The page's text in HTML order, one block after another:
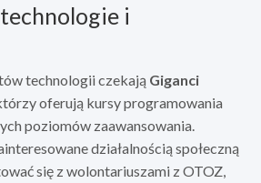
i
technologii czekają Giganci
którzy oferują kursy programowania
poziomów zaawansowania.
działalnością społeczną
się z wolontariuszami z OTOZ,